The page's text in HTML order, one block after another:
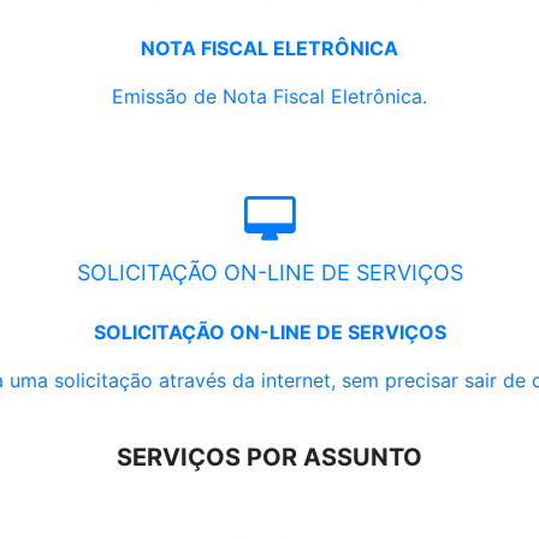
NOTA FISCAL ELETRÔNICA
Emissão de Nota Fiscal Eletrônica.
SOLICITAÇÃO ON-LINE DE SERVIÇOS
SOLICITAÇÃO ON-LINE DE SERVIÇOS
uma solicitação através da internet, sem precisar sair de
SERVIÇOS POR ASSUNTO